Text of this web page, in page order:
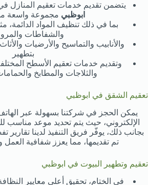
يتضمن تقديم خدمات تعقيم المنازل
ابوظبي مجموعة واسعة
بما في ذلك تنظيف المواد الدائمة،
والشفاطات
والأنابيب والتماسيح والأرضيات
بتطهير
وتقديم خدمات تعقيم الأسطح
والثلاجات والمطابخ
تعقيم الشقق في ابوظبي
يمكن الحجز في شركتنا بسهولة عبر
الإلكتروني، حيث يتم تحديد موعد مناسب
بجانب ذلك، يوفّر فريق التنفيذ لدينا تقارير
تم تقديمها، مما يعزز شفافية العمل
تعقيم وتطهير البيوت في ابوظبي
في الختام، تحقيق أعلى معايير